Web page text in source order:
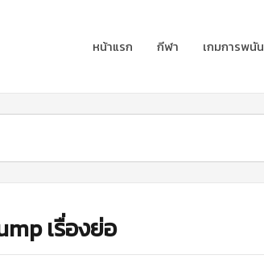
หน้าแรก กีฬา เกมการพนัน
เรื่องย่อ